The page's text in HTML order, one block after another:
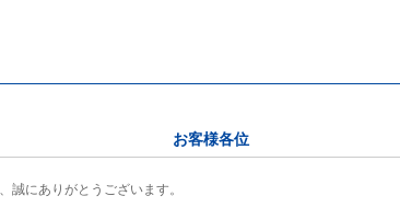
お客様各位
誠にありがとうございます。